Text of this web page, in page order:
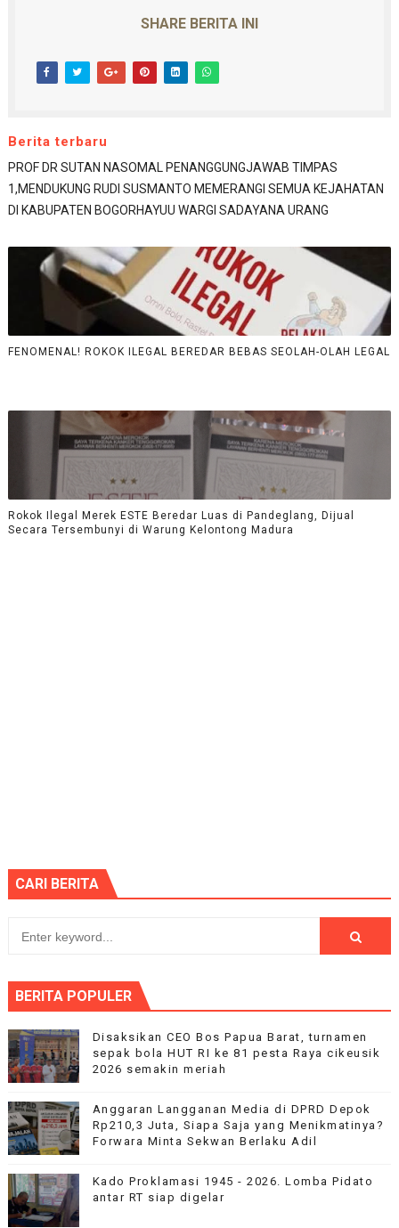
SHARE BERITA INI
Berita terbaru
PROF DR SUTAN NASOMAL PENANGGUNGJAWAB TIMPAS
1,MENDUKUNG RUDI SUSMANTO MEMERANGI SEMUA KEJAHATAN
DI KABUPATEN BOGORHAYUU WARGI SADAYANA URANG
FENOMENAL! ROKOK ILEGAL BEREDAR BEBAS SEOLAH-OLAH LEGAL
Rokok Ilegal Merek ESTE Beredar Luas di Pandeglang, Dijual
Secara Tersembunyi di Warung Kelontong Madura
CARI BERITA
BERITA POPULER
Disaksikan CEO Bos Papua Barat, turnamen
sepak bola HUT RI ke 81 pesta Raya cikeusik
2026 semakin meriah
Anggaran Langganan Media di DPRD Depok
Rp210,3 Juta, Siapa Saja yang Menikmatinya?
Forwara Minta Sekwan Berlaku Adil
Kado Proklamasi 1945 - 2026. Lomba Pidato
antar RT siap digelar